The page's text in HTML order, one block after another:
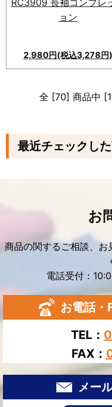
RC3909 長袖コンプレ
ョン
2,980円(税込3,278円)
全 [70] 商品中
最近チェックし
お
商品の関するご相談、
電話受付：
お電話・
TEL：
FAX：
メー